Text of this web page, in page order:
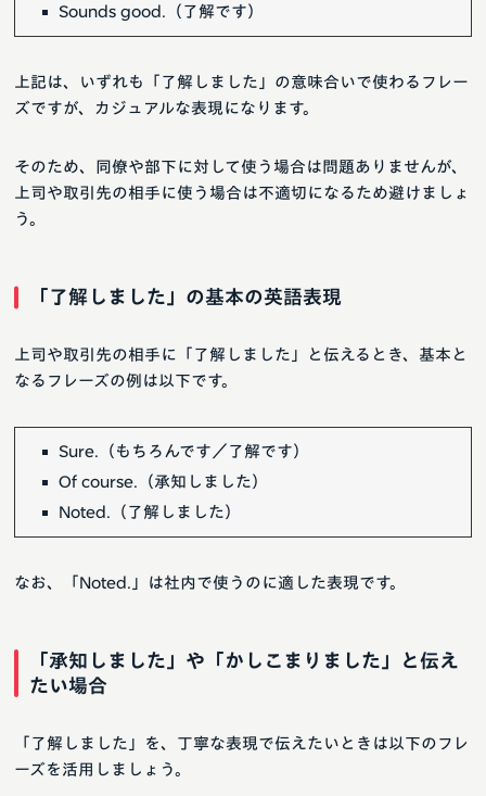
Sounds good.（了解です）
上記は、いずれも「了解しました」の意味合いで使わるフレー
ズですが、カジュアルな表現になります。
そのため、同僚や部下に対して使う場合は問題ありませんが、
上司や取引先の相手に使う場合は不適切になるため避けましょ
う。
「了解しました」の基本の英語表現
上司や取引先の相手に「了解しました」と伝えるとき、基本と
なるフレーズの例は以下です。
Sure.（もちろんです／了解です）
Of course.（承知しました）
Noted.（了解しました）
なお、「Noted.」は社内で使うのに適した表現です。
「承知しました」や「かしこまりました」と伝え
たい場合
「了解しました」を、丁寧な表現で伝えたいときは以下のフレ
ーズを活用しましょう。